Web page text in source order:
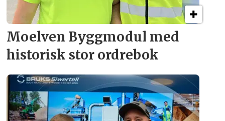
Moelven Byggmodul med
historisk stor ordrebok